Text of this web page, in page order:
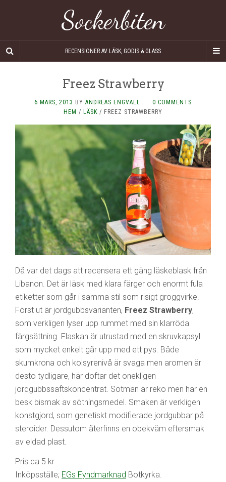
Sockerbiten
RECENSIONER AV LÄSK, GODIS & GLASS
Freez Strawberry
6 MARS, 2013 BY ANDREAS ENGVALL ·
0 COMMENTS
HEM / LÄSK / FREEZ STRAWBERRY
Då var det dags att recensera ett gäng läskeblask från
Libanon. Det är läsk med klara färger och enormt fula
etiketter som går i samma stil som risigt groggvirke.
Först ut är jordgubbsvarianten, Freez Strawberry,
som verkligen lyser upp rummet med sin klarröda
färgsättning. Flaskan är utrustad med en skruvkapsyl
som mycket enkelt går upp med ett pys. Både
skumkrona och kolsyrenivå är svaga men aromen är
desto tydligare, här doftar det onekligen
jordgubbssaftskoncentrat. Sötman är reko men har en
besk bismak av sötningsmedel. Smaken är verkligen
konstgjord, som genetiskt modifierade jordgubbar på
steroider. Dessutom återfinns en obekväm eftersmak
av eldad plast.
Pris ca 5 kr.
Inköpsställe; EGs Fyndmarknad Botkyrka.